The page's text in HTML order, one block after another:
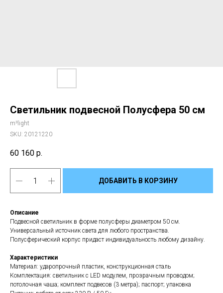
Светильник подвесной Полусфера 50 см
m³light
SKU: 20121220
60 160 р.
ДОБАВИТЬ В КОРЗИНУ
Описание
Подвесной светильник в форме полусферы диаметром 50 см.
Универсальный источник света для любого пространства.
Полусферический корпус придаст индивидуальность любому дизайну.
Характеристики
Материал: ударопрочный пластик, конструкционная сталь
Комплектация: светильник с LED модулем, прозрачным проводом;
потолочная чаша; комплект подвесов (3 метра); паспорт; упаковка